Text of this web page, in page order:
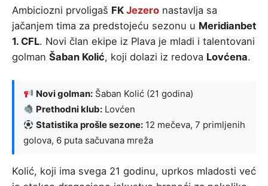
Ambiciozni prvoligaš FK Jezero nastavlja sa
jačanjem tima za predstojeću sezonu u Meridianbet
1. CFL. Novi član ekipe iz Plava je mladi i talentovani
golman Šaban Kolić, koji dolazi iz redova Lovćena.
Novi golman: Šaban Kolić (21 godina)
Prethodni klub: Lovćen
Statistika prošle sezone: 12 mečeva, 7 primljenih
golova, 6 puta sačuvana mreža
Kolić, koji ima svega 21 godinu, uprkos mladosti već